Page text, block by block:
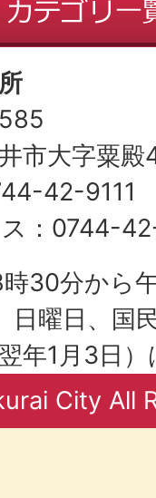
市大字粟
42-9111
：0744-
30分から
日曜日、国
年1月3日
City All